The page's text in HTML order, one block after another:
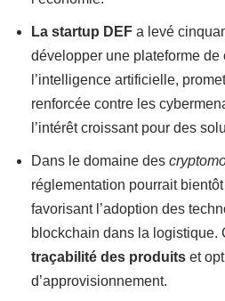
La startup DEF a levé
développer une plateforme
l’intelligence artificielle,
renforcée contre les
l’intérêt croissant pour des
Dans le domaine des
réglementation pourrait
favorisant l’adoption des
blockchain dans la logistique.
traçabilité des produits et
d’approvisionnement.